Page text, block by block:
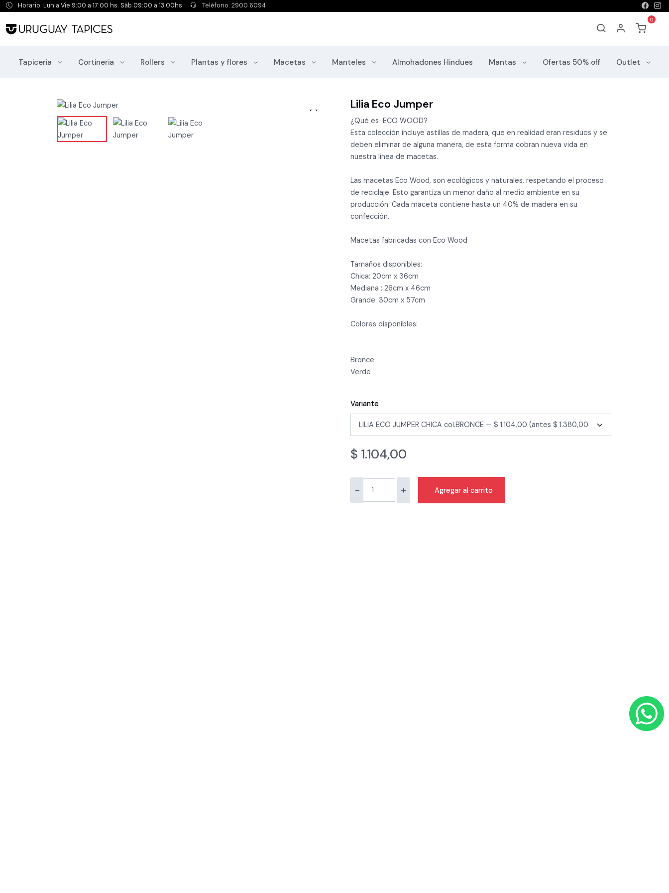
Horario: Lun a Vie 9:00 a 17:00 hs. Sáb 09:00 a 13:00hs Teléfono: 2900 6094
Tapiceria Cortineria Rollers Plantas y flores Macetas Manteles Almohadones Hindues Mantas Ofertas 50% off Outlet
Lilia Eco Jumper
¿Qué es ECO WOOD?
Esta colección incluye astillas de madera, que en realidad eran residuos y se
deben eliminar de alguna manera, de esta forma cobran nueva vida en
nuestra línea de macetas.
Las macetas Eco Wood, son ecológicos y naturales, respetando el proceso
de reciclaje. Esto garantiza un menor daño al medio ambiente en su
producción. Cada maceta contiene hasta un 40% de madera en su
confección.
Macetas fabricadas con Eco Wood
Tamaños disponibles:
Chica: 20cm x 36cm
Mediana : 26cm x 46cm
Grande: 30cm x 57cm
Colores disponibles:
Bronce
Verde
Variante
$ 1.104,00
- + Agregar al carrito